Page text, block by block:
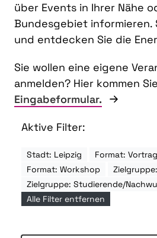
über Events in Ihrer Nähe
Bundesgebiet informieren.
und entdecken Sie die
Sie wollen eine eigene
anmelden? Hier kommen
Eingabeformular.
Aktive Filter:
Stadt: Leipzig
Format: Vortrag
Format: Workshop
Zielgruppe: Studierende/
Alle Filter entfernen